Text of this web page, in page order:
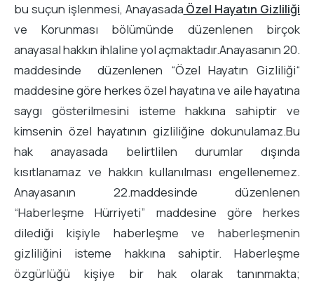
bu suçun işlenmesi, Anayasada Özel Hayatın Gizliliği
ve Korunması bölümünde düzenlenen birçok
anayasal hakkın ihlaline yol açmaktadır.Anayasanın 20.
maddesinde düzenlenen “Özel Hayatın Gizliliği“
maddesine göre herkes özel hayatına ve aile hayatına
saygı gösterilmesini isteme hakkına sahiptir ve
kimsenin özel hayatının gizliliğine dokunulamaz.Bu
hak anayasada belirtlilen durumlar dışında
kısıtlanamaz ve hakkın kullanılması engellenemez.
Anayasanın 22.maddesinde düzenlenen
“Haberleşme Hürriyeti” maddesine göre herkes
dilediği kişiyle haberleşme ve haberleşmenin
gizliliğini isteme hakkına sahiptir. Haberleşme
özgürlüğü kişiye bir hak olarak tanınmakta;